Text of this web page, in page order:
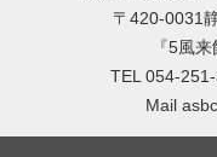
〒420-0031
『5風
TEL 054-
Mail